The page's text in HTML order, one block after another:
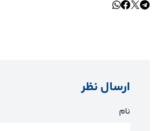
ارسال نظر
نام